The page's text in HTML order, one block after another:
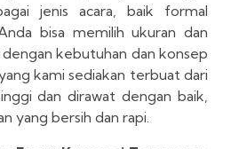
jenis acara, baik formal
bisa memilih ukuran dan
kebutuhan dan konsep
kami sediakan terbuat dari
dan dirawat dengan baik,
yang bersih dan rapi.